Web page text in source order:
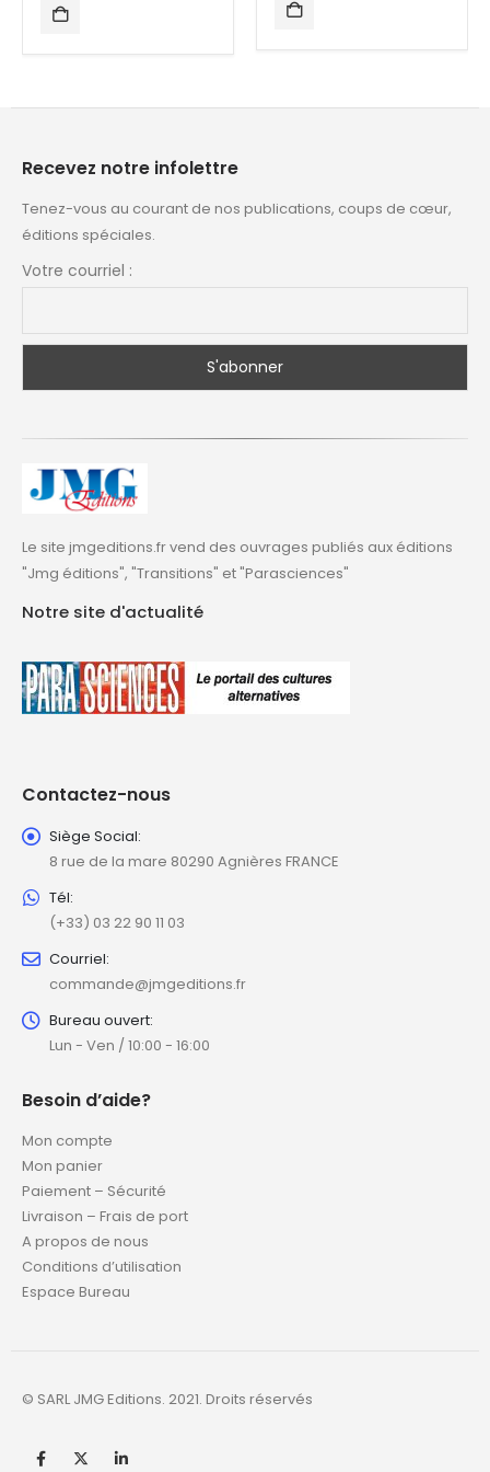
Recevez notre infolettre
Tenez-vous au courant de nos publications, coups de cœur,
éditions spéciales.
Votre courriel :
Le site jmgeditions.fr vend des ouvrages publiés aux éditions
"Jmg éditions", "Transitions" et "Parasciences"
Notre site d'actualité
Contactez-nous
Siège Social:
8 rue de la mare 80290 Agnières FRANCE
Tél:
(+33) 03 22 90 11 03
Courriel:
commande@jmgeditions.fr
Bureau ouvert:
Lun - Ven / 10:00 - 16:00
Besoin d’aide?
Mon compte
Mon panier
Paiement – Sécurité
Livraison – Frais de port
A propos de nous
Conditions d’utilisation
Espace Bureau
© SARL JMG Editions. 2021. Droits réservés